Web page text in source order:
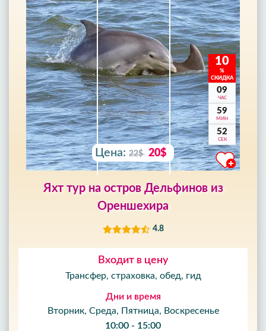
10
%
СКИДКА
09
ЧАС
59
МИН
50
СЕК
Цена: 22$ 20$
Яхт тур на остров Дельфинов из
Ореншехира
4.8
Входит в цену
Трансфер, страховка, обед, гид
Дни и время
Вторник, Среда, Пятница, Воскресенье
10:00 - 15:00